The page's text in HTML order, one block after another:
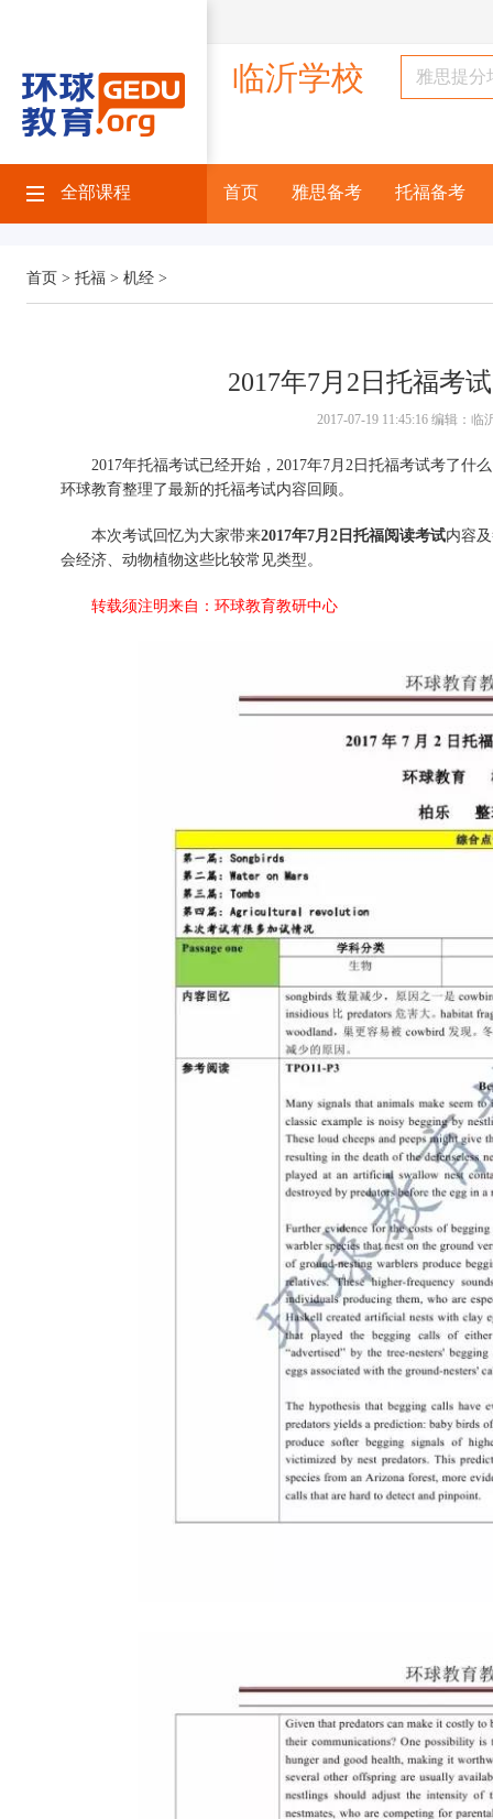
临沂学校
全部课程 首页 雅思备考 托福备考
首页 > 托福 > 机经 >
2017年7月2日托福考
2017-07-19 11:45:16 编辑：
2017年托福考试已经开始，2017年7月2日托福考试考了什
环球教育整理了最新的托福考试内容回顾。
本次考试回忆为大家带来2017年7月2日托福阅读考试内容
会经济、动物植物这些比较常见类型。
转载须注明来自：环球教育教研中心